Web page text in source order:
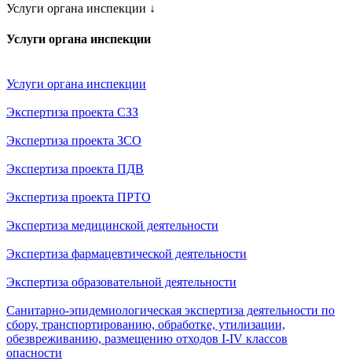
Услуги органа инспекции ↓
Услуги органа инспекции
Услуги органа инспекции
Экспертиза проекта СЗЗ
Экспертиза проекта ЗСО
Экспертиза проекта ПДВ
Экспертиза проекта ПРТО
Экспертиза медицинской деятельности
Экспертиза фармацевтической деятельности
Экспертиза образовательной деятельности
Санитарно-эпидемиологическая экспертиза деятельности по
сбору, транспортированию, обработке, утилизации,
обезвреживанию, размещению отходов I-IV классов
опасности